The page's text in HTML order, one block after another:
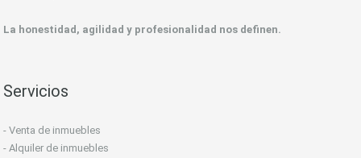
La honestidad, agilidad y profesionalidad nos definen.
Servicios
- Venta de inmuebles
- Alquiler de inmuebles